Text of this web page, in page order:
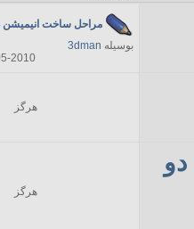
مراحل ساخت انیمیشن
بوسیله 3dman
2010
هرگز
هرگز